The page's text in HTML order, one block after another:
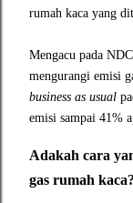
rumah kaca yang
Mengacu pada
mengurangi emisi
business as usual
emisi sampai 41%
Adakah cara
gas rumah kaca?